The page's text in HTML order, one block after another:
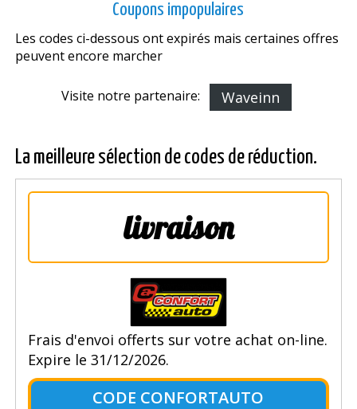
Coupons impopulaires
Les codes ci-dessous ont expirés mais certaines offres
peuvent encore marcher
Visite notre partenaire: Waveinn
La meilleure sélection de codes de réduction.
livraison
Frais d'envoi offerts sur votre achat on-line.
Expire le 31/12/2026.
CODE CONFORTAUTO